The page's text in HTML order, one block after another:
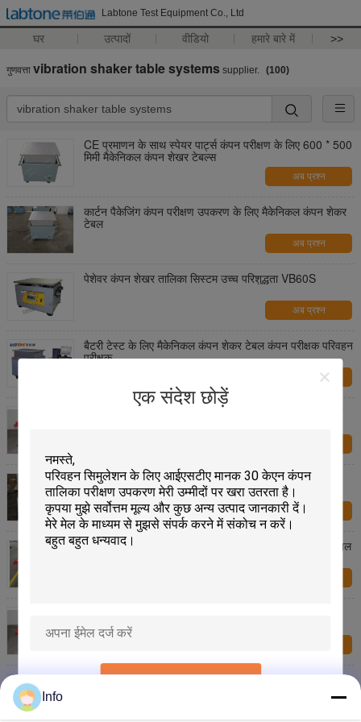
Labtone Test Equipment Co., Ltd
घर उत्पादों वीडियो हमारे बारे में >>
एक संदेश छोड़ें
प्रस्तुत
गुणवत्ता vibration shaker table systems supplier. (100)
CE प्रमाणन के साथ स्पेयर पार्ट्स कंपन परीक्षण के लिए 600 * 500
मिमी मैकेनिकल कंपन शेखर टेबल्स
अब प्रश्न
कार्टन पैकेजिंग कंपन परीक्षण उपकरण के लिए मैकेनिकल कंपन शेकर
टेबल
अब प्रश्न
पेशेवर कंपन शेखर तालिका सिस्टम उच्च परिशुद्धता VB60S
अब प्रश्न
बैटरी टेस्ट के लिए मैकेनिकल कंपन शेकर टेबल कंपन परीक्षक परिवहन
परीक्षक
अब प्रश्न
1000 किलो परिपत्र सिंक्रोनस कंपन शेकर टेबल, लैब शेकर टेबल
इलेक्ट्रिकल कंपोनेंट्स कंपन परीक्षण के लिए मैकेनिकल कंपन शेकर
टेबल
अब प्रश्न
500 किलोग्राम पेलोड मैकेनिकल शेकर टेबल रोटरी कंपन शेकर टेबल
परीक्षक
2.5 मिमी विस्थापन के साथ कम कीमत मैकेनिकल कंपन शेकर तालिका
Info